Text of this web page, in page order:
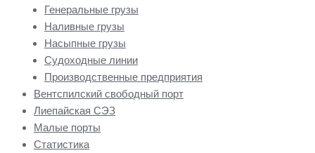
Генеральные грузы
Наливные грузы
Насыпные грузы
Судоходные линии
Производственные предприятия
Вентспилский свободный порт
Лиепайская СЭЗ
Малые порты
Статистика